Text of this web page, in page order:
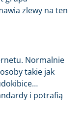
zlewy na ten
Normalnie
takie jak
i potrafią